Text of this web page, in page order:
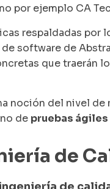
por ejemplo CA
respaldadas por
software de
que traerán
noción del nivel
de pruebas ágiles
de
de